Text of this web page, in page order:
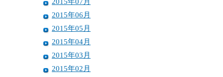
2015年06月
2015年05月
2015年04月
2015年03月
2015年02月